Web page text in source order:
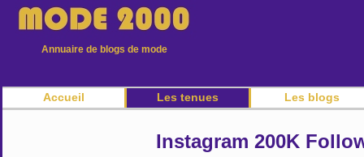
Annuaire de blogs de mode
Accueil Les tenues Les blogs
Instagram 200K